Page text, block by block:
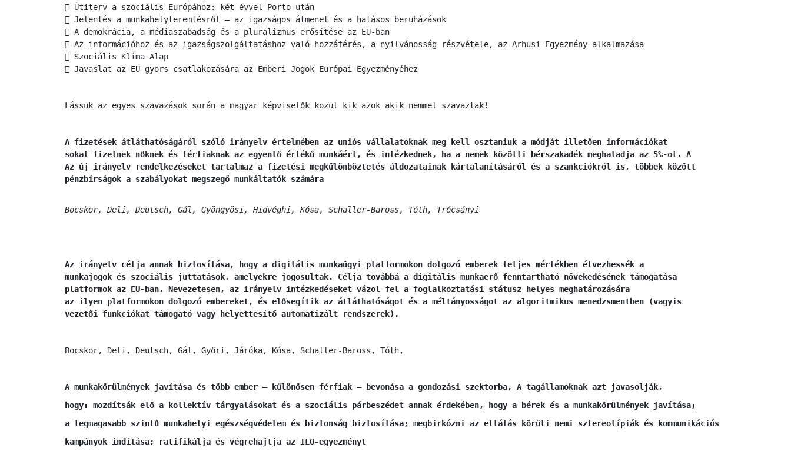
 Útiterv a szociális Európához: két évvel Porto után
 Jelentés a munkahelyteremtésről – az igazságos átmenet és a hatásos beruházások
 A demokrácia, a médiaszabadság és a pluralizmus erősítése az EU-ban
 Az információhoz és az igazságszolgáltatáshoz való hozzáférés, a nyilvánosság részvétele, az Arhusi Egyezmény alkalmazása
 Szociális Klíma Alap
 Javaslat az EU gyors csatlakozására az Emberi Jogok Európai Egyezményéhez
Lássuk az egyes szavazások során a magyar képviselők közül kik azok akik nemmel szavaztak!
A fizetések átláthatóságáról szóló irányelv értelmében az uniós vállalatoknak meg kell osztaniuk a módját illetően információkat
sokat fizetnek nőknek és férfiaknak az egyenlő értékű munkáért, és intézkednek, ha a nemek közötti bérszakadék meghaladja az 5%-ot. A
Az új irányelv rendelkezéseket tartalmaz a fizetési megkülönböztetés áldozatainak kártalanításáról és a szankciókról is, többek között
pénzbírságok a szabályokat megszegő munkáltatók számára
Bocskor, Deli, Deutsch, Gál, Gyöngyösi, Hidvéghi, Kósa, Schaller-Baross, Tóth, Trócsányi
Az irányelv célja annak biztosítása, hogy a digitális munkaügyi platformokon dolgozó emberek teljes mértékben élvezhessék a
munkajogok és szociális juttatások, amelyekre jogosultak. Célja továbbá a digitális munkaerő fenntartható növekedésének támogatása
platformok az EU-ban. Nevezetesen, az irányelv intézkedéseket vázol fel a foglalkoztatási státusz helyes meghatározására
az ilyen platformokon dolgozó embereket, és elősegítik az átláthatóságot és a méltányosságot az algoritmikus menedzsmentben (vagyis
vezetői funkciókat támogató vagy helyettesítő automatizált rendszerek).
Bocskor, Deli, Deutsch, Gál, Győri, Járóka, Kósa, Schaller-Baross, Tóth,
A munkakörülmények javítása és több ember – különösen férfiak – bevonása a gondozási szektorba, A tagállamoknak azt javasolják,
hogy: mozdítsák elő a kollektív tárgyalásokat és a szociális párbeszédet annak érdekében, hogy a bérek és a munkakörülmények javítása;
a legmagasabb szintű munkahelyi egészségvédelem és biztonság biztosítása; megbirkózni az ellátás körüli nemi sztereotípiák és kommunikációs
kampányok indítása; ratifikálja és végrehajtja az ILO-egyezményt